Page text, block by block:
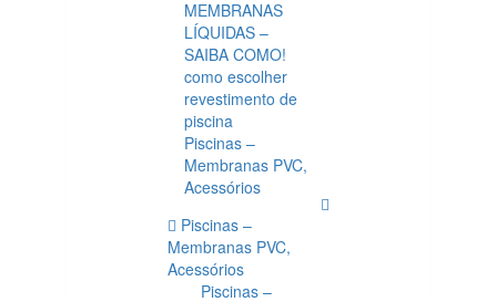
MEMBRANAS
LÍQUIDAS –
SAIBA COMO!
como escolher
revestimento de
piscina
Piscinas –
Membranas PVC,
Acessórios
Piscinas –
Membranas PVC,
Acessórios
Piscinas –